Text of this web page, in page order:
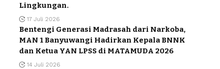
Lingkungan.
17 Juli 2026
Bentengi Generasi Madrasah dari Narkoba,
MAN 1 Banyuwangi Hadirkan Kepala BNNK
dan Ketua YAN LPSS di MATAMUDA 2026
14 Juli 2026